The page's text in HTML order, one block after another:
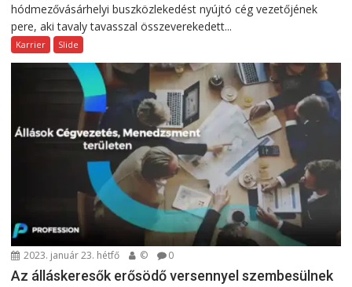
hódmezővásárhelyi buszközlekedést nyújtó cég vezetőjének
pere, aki tavaly tavasszal összeverekedett...
Karrier Slide
2023. január 23. hétfő © 0
Az álláskeresők erősödő versennyel szembesülnek